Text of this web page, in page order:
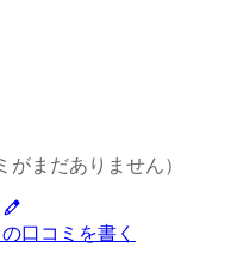
がまだありません）
口コミを書く